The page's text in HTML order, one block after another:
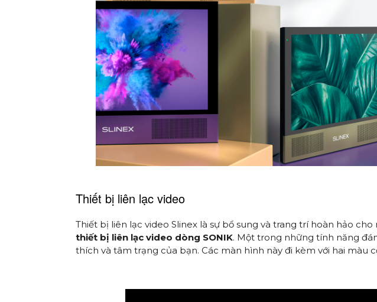
Thiết bị liên lạc video
Thiết bị liên lạc video Slinex là sự bổ sung và trang trí hoàn hảo
thiết bị liên lạc video dòng SONIK. Một trong những tính năng
thích và tâm trạng của bạn. Các màn hình này đi kèm với hai màu